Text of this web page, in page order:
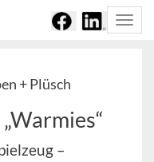
+ Plüsch
–